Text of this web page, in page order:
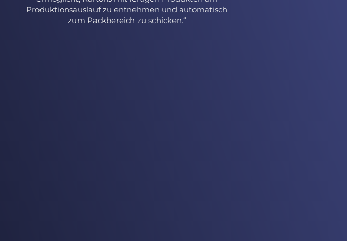
Produktionsauslauf zu entnehmen und automatisch
zum Packbereich zu schicken.“